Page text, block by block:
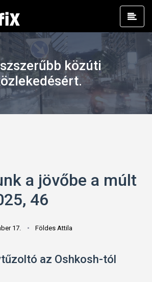
közúti
a jövőbe a múlt
46
17. Földes Attila
az Oshkosh-tól